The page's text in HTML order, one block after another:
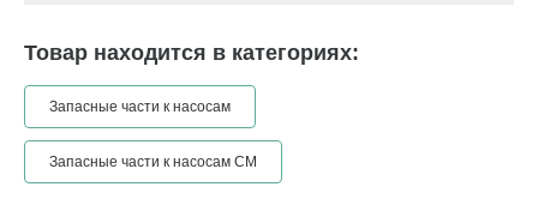
Товар находится в категориях:
Запасные части к насосам
Запасные части к насосам СМ